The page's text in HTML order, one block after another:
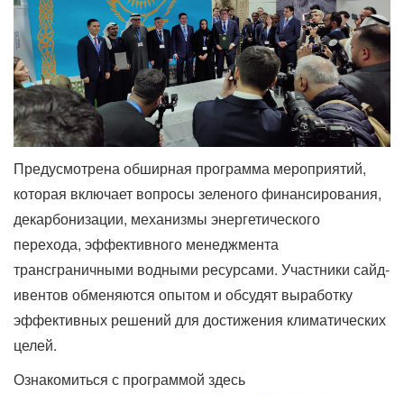
Предусмотрена обширная программа мероприятий,
которая включает вопросы зеленого финансирования,
декарбонизации, механизмы энергетического
перехода, эффективного менеджмента
трансграничными водными ресурсами. Участники сайд-
ивентов обменяются опытом и обсудят выработку
эффективных решений для достижения климатических
целей.
Ознакомиться с программой здесь